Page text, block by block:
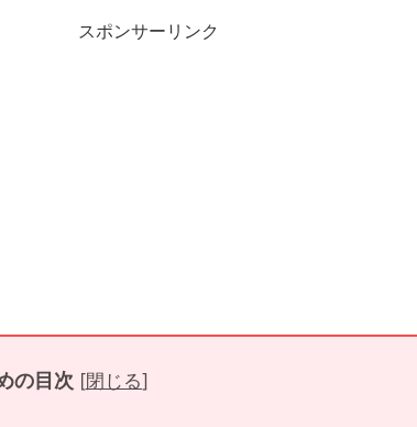
スポンサーリンク
の目次 [閉じる]